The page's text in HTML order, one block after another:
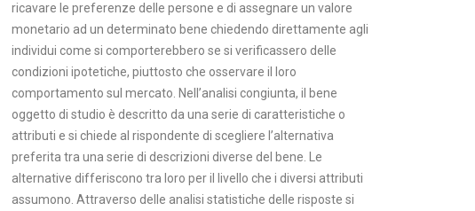
ricavare le preferenze delle persone e di assegnare un valore
monetario ad un determinato bene chiedendo direttamente agli
individui come si comporterebbero se si verificassero delle
condizioni ipotetiche, piuttosto che osservare il loro
comportamento sul mercato. Nell’analisi congiunta, il bene
oggetto di studio è descritto da una serie di caratteristiche o
attributi e si chiede al rispondente di scegliere l’alternativa
preferita tra una serie di descrizioni diverse del bene. Le
alternative differiscono tra loro per il livello che i diversi attributi
assumono. Attraverso delle analisi statistiche delle risposte si